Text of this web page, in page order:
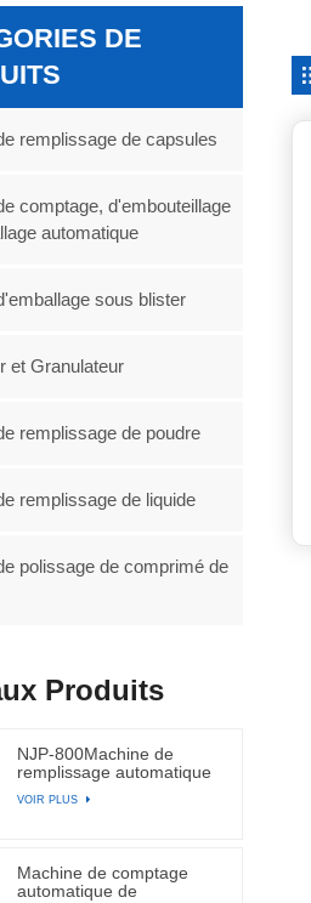
DE
remplissage de capsules
comptage, d'embouteillage
automatique
sous blister
et Granulateur
remplissage de poudre
remplissage de liquide
polissage de comprimé de
Produits
NJP-800Machine de
remplissage automatique
VOIR PLUS
Machine de comptage
automatique de